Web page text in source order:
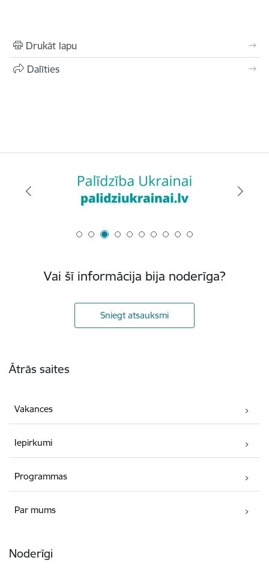
Drukāt lapu
Dalīties
Vai šī informācija bija noderīga?
Sniegt atsauksmi
Ātrās saites
Vakances
Iepirkumi
Programmas
Par mums
Noderīgi